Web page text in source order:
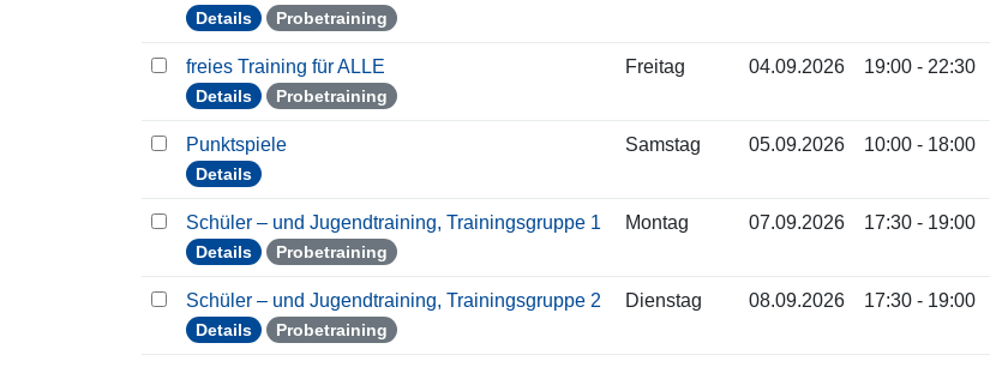
Details Probetraining
freies Training für ALLE
Details Probetraining
Freitag 04.09.2026 19:00 - 22:30
Punktspiele
Details
Samstag 05.09.2026 10:00 - 18:00
Schüler – und Jugendtraining, Trainingsgruppe 1
Details Probetraining
Montag 07.09.2026 17:30 - 19:00
Schüler – und Jugendtraining, Trainingsgruppe 2
Details Probetraining
Dienstag 08.09.2026 17:30 - 19:00